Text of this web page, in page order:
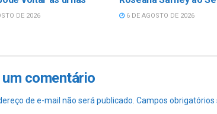
DE 2026 6 DE AGOSTO DE 2026
um comentário
de e-mail não será publicado. Campos